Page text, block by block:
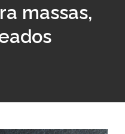
massas,